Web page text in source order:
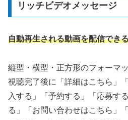
リッチビデオメッセージ
自動再生される動画を配信でき
縦型・横型・正方形のフォーマ
視聴完了後に「詳細はこちら」
入する」「予約する」「応募す
る」「お問い合わせはこちら」